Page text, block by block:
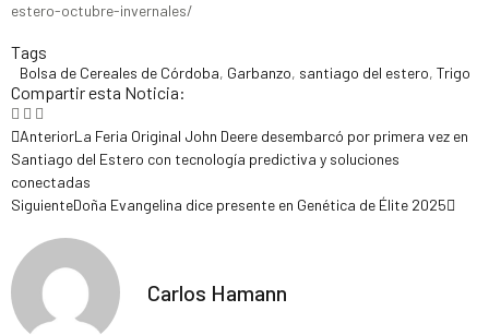
estero-octubre-invernales/
Tags
Bolsa de Cereales de Córdoba, Garbanzo, santiago del estero, Trigo
Compartir esta Noticia:
AnteriorLa Feria Original John Deere desembarcó por primera vez en
Santiago del Estero con tecnología predictiva y soluciones
conectadas
SiguienteDoña Evangelina dice presente en Genética de Élite 2025
Carlos Hamann